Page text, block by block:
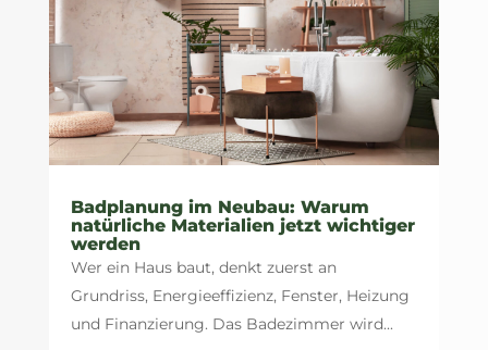
Badplanung im Neubau: Warum
natürliche Materialien jetzt wichtiger
werden
Wer ein Haus baut, denkt zuerst an
Grundriss, Energieeffizienz, Fenster, Heizung
und Finanzierung. Das Badezimmer wird...